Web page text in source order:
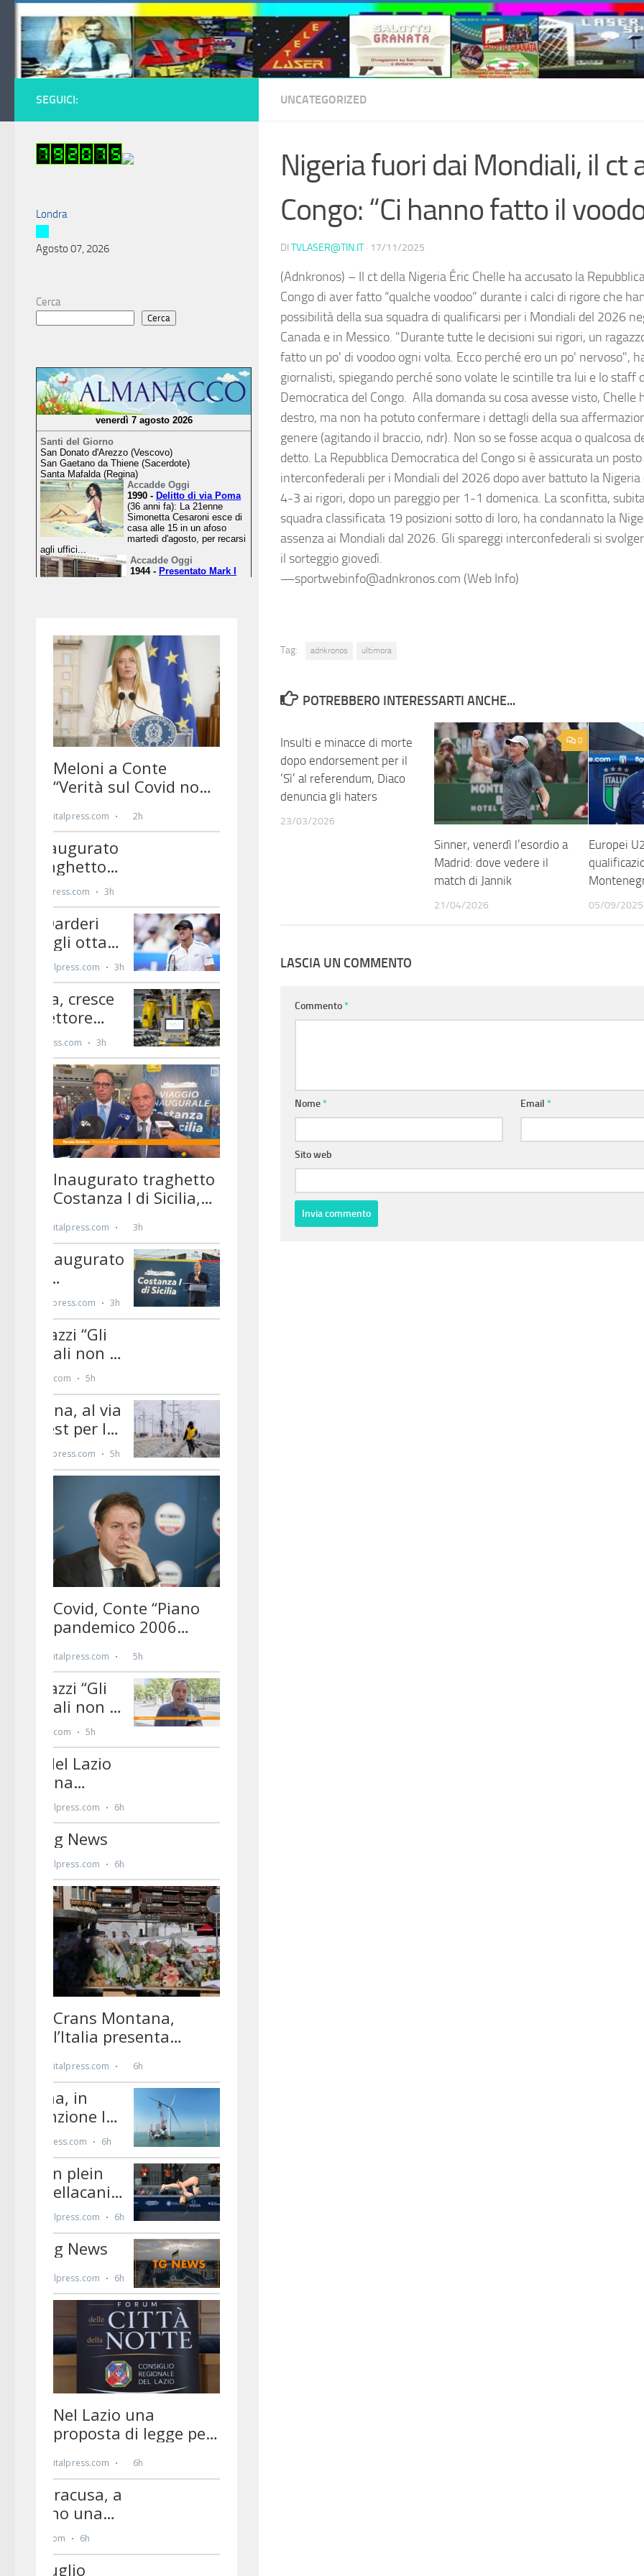
Salta al contenuto
UNCATEGORIZED
Nigeria fuori dai Mondiali, il ct
Congo: “Ci hanno fatto il
DI TVLASER@TIN.IT · 17/11/2025
(Adnkronos) – Il ct della Nigeria Éric Chelle ha accusato la
Congo di aver fatto “qualche voodoo” durante i calci di rigore che
possibilità della sua squadra di qualificarsi per i Mondiali del 2026
Canada e in Messico. "Durante tutte le decisioni sui rigori, un
fatto un po' di voodoo ogni volta. Ecco perché ero un po' nervoso",
giornalisti, spiegando perché sono volate le scintille tra lui e lo staff
Democratica del Congo. Alla domanda su cosa avesse visto, Chelle
destro, ma non ha potuto confermare i dettagli della sua
genere (agitando il braccio, ndr). Non so se fosse acqua o qualcosa
detto. La Repubblica Democratica del Congo si è assicurata un
interconfederali per i Mondiali del 2026 dopo aver battuto la Nigeria
4-3 ai rigori, dopo un pareggio per 1-1 domenica. La sconfitta,
squadra classificata 19 posizioni sotto di loro, ha condannato la
assenza ai Mondiali dal 2026. Gli spareggi interconfederali si
il sorteggio giovedì.
—sportwebinfo@adnkronos.com (Web Info)
Tag: adnkronos ultimora
POTREBBERO INTERESSARTI ANCHE...
Insulti e minacce di morte
dopo endorsement per il
‘Sì’ al referendum, Diaco
denuncia gli haters
23/03/2026
0
Sinner, venerdì l’esordio a
Madrid: dove vedere il
match di Jannik
21/04/2026
Europei
05/09/2025
LASCIA UN COMMENTO
Commento*
Nome* Email*
Sito web
SEGUICI:
Londra
Agosto 07, 2026
Cerca
Cerca